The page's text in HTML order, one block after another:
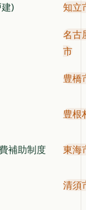
) 知立
名古
市
豊橋
豊根
補助制度 東海
清須